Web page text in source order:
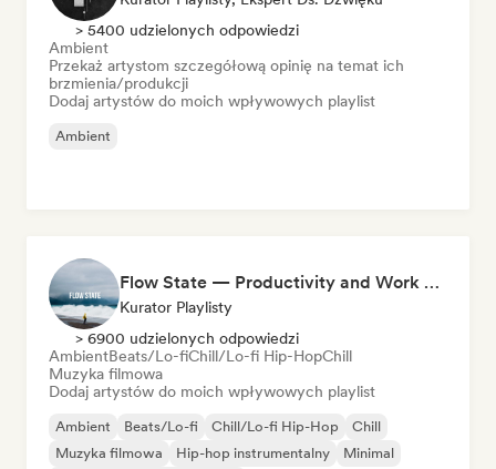
> 5400 udzielonych odpowiedzi
Ambient
Przekaż artystom szczegółową opinię na temat ich
brzmienia/produkcji
Dodaj artystów do moich wpływowych playlist
Ambient
Flow State — Productivity and Work Music
Kurator Playlisty
> 6900 udzielonych odpowiedzi
AmbientBeats/Lo-fiChill/Lo-fi Hip-HopChill
Muzyka filmowa
Dodaj artystów do moich wpływowych playlist
Ambient Beats/Lo-fi Chill/Lo-fi Hip-Hop
Chill
Muzyka filmowa
Hip-hop instrumentalny
Minimal